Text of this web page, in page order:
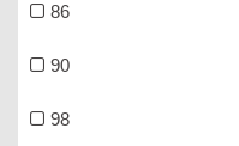
86
90
98